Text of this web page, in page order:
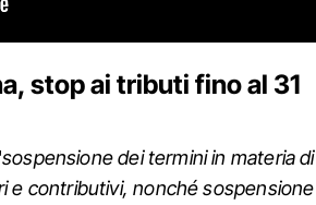
stop ai tributi fino al 31
sospensione dei termini in materia di
e contributivi, nonché sospensione